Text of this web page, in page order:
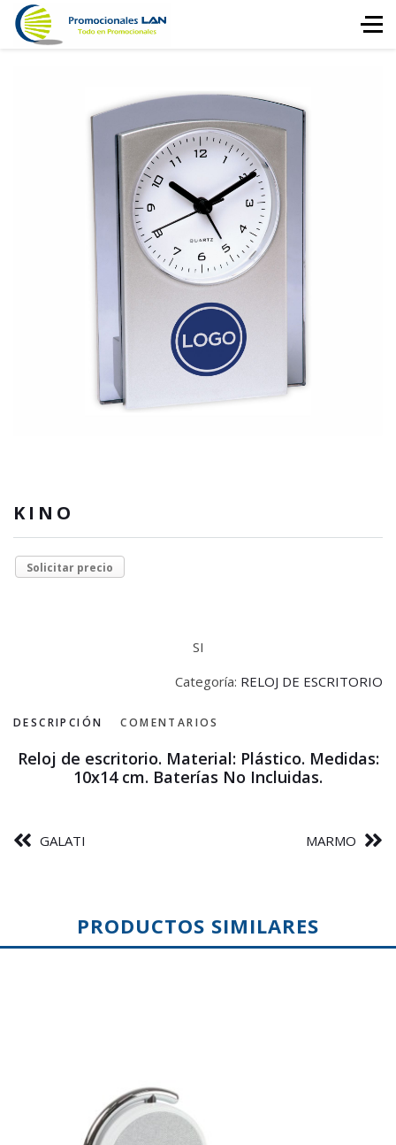
KINO
Solicitar precio
SI
Categoría: RELOJ DE ESCRITORIO
DESCRIPCIÓN COMENTARIOS
Reloj de escritorio. Material: Plástico. Medidas:
10x14 cm. Baterías No Incluidas.
GALATI MARMO
PRODUCTOS SIMILARES